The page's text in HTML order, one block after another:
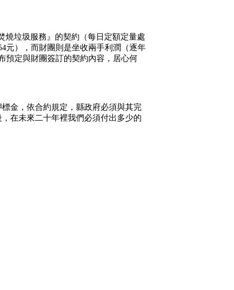
垃圾服務』的契約（每日定額定量處
元），而財團則是坐收兩手利潤（逐年
預定與財團簽訂的契約內容，居心何
金，依合約規定，縣政府必須與其完
在未來二十年裡我們必須付出多少的